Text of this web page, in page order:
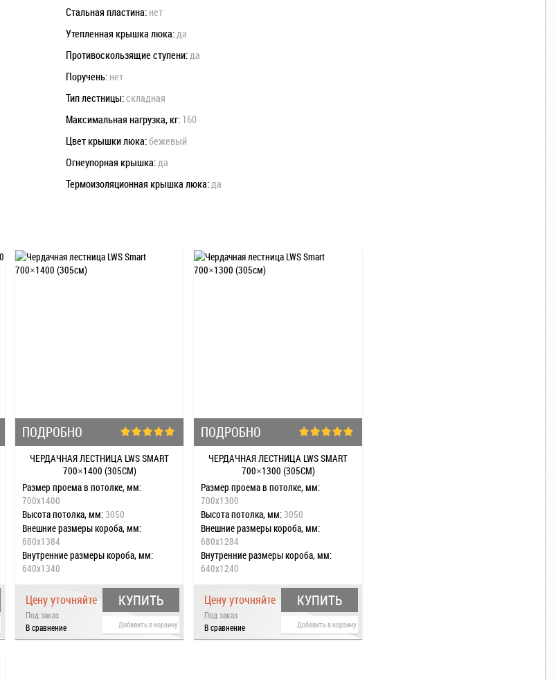
Стальная пластина: нет
Утепленная крышка люка:да
Противоскользящие ступени:да
Поручень: нет
Тип лестницы:складная
Максимальная нагрузка, кг: 160
Цвет крышки люка:бежевый
Огнеупорная крышка:да
Термоизоляционная крышка люка:да
ПОДРОБНО
ЧЕРДАЧНАЯ ЛЕСТНИЦА LWS SMART
700×1400 (305СМ)
Размер проема в потолке, мм:
700x1400
Высота потолка, мм:3050
Внешние размеры короба, мм:
680x1384
Внутренние размеры короба, мм:
640x1340
мм:1790
Размах лестницы в развернутом
состоянии, мм:
Высота короба, мм:140
Цену уточняйте
Под заказ
КУПИТЬ
В сравнение Добавить в корзину
ПОДРОБНО
ЧЕРДАЧНАЯ ЛЕСТНИЦА LWS SMART
700×1300 (305СМ)
Размер проема в потолке, мм:
700x1300
Высота потолка, мм:3050
Внешние размеры короба, мм:
680x1284
Внутренние размеры короба, мм:
640x1240
мм:1790
Размах лестницы в развернутом
состоянии, мм:
Высота короба, мм:140
Цену уточняйте
Под заказ
КУПИТЬ
В сравнение Добавить в корзину